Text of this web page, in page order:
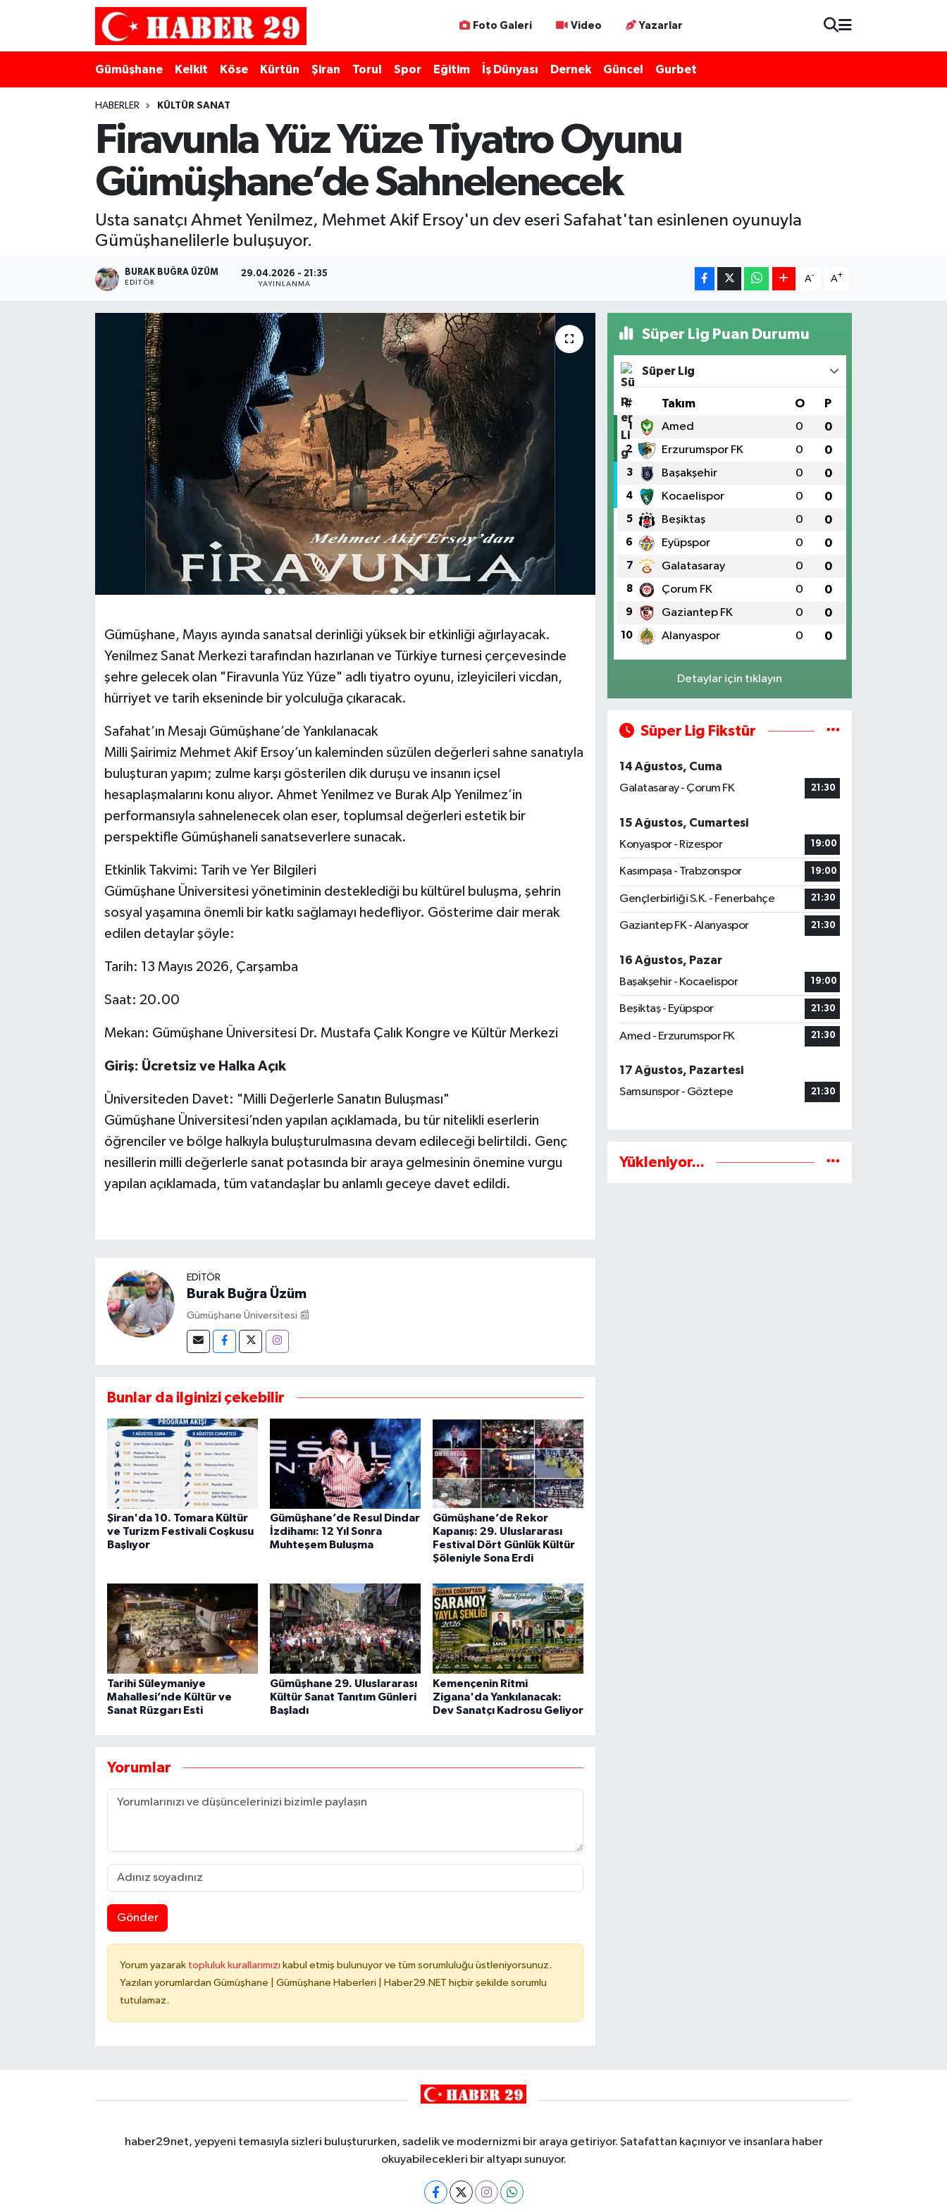
Foto Galeri Video Yazarlar
Gümüşhane Kelkit Köse Kürtün Şiran Torul Spor Eğitim İş Dünyası Dernek Güncel Gurbet
HABERLER KÜLTÜR SANAT
Firavunla Yüz Yüze Tiyatro Oyunu
Gümüşhane’de Sahnelenecek
Usta sanatçı Ahmet Yenilmez, Mehmet Akif Ersoy'un dev eseri Safahat'tan esinlenen oyunuyla
Gümüşhanelilerle buluşuyor.
BURAK BUĞRA ÜZÜM
EDITÖR
29.04.2026 - 21:35
YAYINLANMA
A- A+
Gümüşhane, Mayıs ayında sanatsal derinliği yüksek bir etkinliği ağırlayacak.
Yenilmez Sanat Merkezi tarafından hazırlanan ve Türkiye turnesi çerçevesinde
şehre gelecek olan "Firavunla Yüz Yüze" adlı tiyatro oyunu, izleyicileri vicdan,
hürriyet ve tarih ekseninde bir yolculuğa çıkaracak.
Safahat’ın Mesajı Gümüşhane’de Yankılanacak
Milli Şairimiz Mehmet Akif Ersoy’un kaleminden süzülen değerleri sahne sanatıyla
buluşturan yapım; zulme karşı gösterilen dik duruşu ve insanın içsel
hesaplaşmalarını konu alıyor. Ahmet Yenilmez ve Burak Alp Yenilmez’in
performansıyla sahnelenecek olan eser, toplumsal değerleri estetik bir
perspektifle Gümüşhaneli sanatseverlere sunacak.
Etkinlik Takvimi: Tarih ve Yer Bilgileri
Gümüşhane Üniversitesi yönetiminin desteklediği bu kültürel buluşma, şehrin
sosyal yaşamına önemli bir katkı sağlamayı hedefliyor. Gösterime dair merak
edilen detaylar şöyle:
Tarih: 13 Mayıs 2026, Çarşamba
Saat: 20.00
Mekan: Gümüşhane Üniversitesi Dr. Mustafa Çalık Kongre ve Kültür Merkezi
Giriş: Ücretsiz ve Halka Açık
Üniversiteden Davet: "Milli Değerlerle Sanatın Buluşması"
Gümüşhane Üniversitesi’nden yapılan açıklamada, bu tür nitelikli eserlerin
öğrenciler ve bölge halkıyla buluşturulmasına devam edileceği belirtildi. Genç
nesillerin milli değerlerle sanat potasında bir araya gelmesinin önemine vurgu
yapılan açıklamada, tüm vatandaşlar bu anlamlı geceye davet edildi.
EDITÖR
Burak Buğra Üzüm
Gümüşhane Üniversitesi 📰
Bunlar da ilginizi çekebilir
Şiran'da 10. Tomara Kültür
ve Turizm Festivali Coşkusu
Başlıyor
Gümüşhane’de Resul Dindar
İzdihamı: 12 Yıl Sonra
Muhteşem Buluşma
Gümüşhane’de Rekor
Kapanış: 29. Uluslararası
Festival Dört Günlük Kültür
Şöleniyle Sona Erdi
Tarihi Süleymaniye
Mahallesi’nde Kültür ve
Sanat Rüzgarı Esti
Gümüşhane 29. Uluslararası
Kültür Sanat Tanıtım Günleri
Başladı
Kemençenin Ritmi
Zigana'da Yankılanacak:
Dev Sanatçı Kadrosu Geliyor
Yorumlar
Gönder
Yorum yazarak topluluk kurallarımızı kabul etmiş bulunuyor ve tüm sorumluluğu üstleniyorsunuz.
Yazılan yorumlardan Gümüşhane | Gümüşhane Haberleri | Haber29.NET hiçbir şekilde sorumlu
tutulamaz.
Süper Lig Puan Durumu
Süper Lig
# Takım O P
1 Amed 0 0
2 Erzurumspor FK 0 0
3 Başakşehir 0 0
4 Kocaelispor 0 0
5 Beşiktaş 0 0
6 Eyüpspor 0 0
7 Galatasaray 0 0
8 Çorum FK 0 0
9 Gaziantep FK 0 0
10 Alanyaspor 0 0
Detaylar için tıklayın
Süper Lig Fikstür
14 Ağustos, Cuma
Galatasaray - Çorum FK
21:30
15 Ağustos, Cumartesi
Konyaspor - Rizespor
19:00
Kasımpaşa - Trabzonspor 19:00
Gençlerbirliği S.K. - Fenerbahçe 21:30
Gaziantep FK - Alanyaspor 21:30
16 Ağustos, Pazar
Başakşehir - Kocaelispor
19:00
Beşiktaş - Eyüpspor 21:30
Amed - Erzurumspor FK 21:30
17 Ağustos, Pazartesi
Samsunspor - Göztepe
21:30
Yükleniyor...
haber29net, yepyeni temasıyla sizleri buluştururken, sadelik ve modernizmi bir araya getiriyor. Şatafattan kaçınıyor ve insanlara haber
okuyabilecekleri bir altyapı sunuyor.
Merkez Hava Durumu
Merkez Trafik Yoğunluk Haritası
Süper Lig Puan Durumu ve Fikstür
Son Dakika Haberleri
Haber Arşivi